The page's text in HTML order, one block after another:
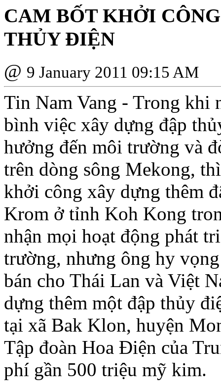
CAM BỐT KHỞI
THỦY ÐIỆN
@ 9 January 2011 09:15 AM
Tin Nam Vang - Trong khi
bình việc xây dựng đập
hưởng đến môi trường và
trên dòng sông Mekong,
khởi công xây dựng thêm
Krom ở tỉnh Koh Kong
nhận mọi hoạt động phát
trường, nhưng ông hy
bán cho Thái Lan và Việt
dựng thêm một đập thủy
tại xã Bak Klon, huyện
Tập đoàn Hoa Ðiện của
phí gần 500 triệu mỹ kim.